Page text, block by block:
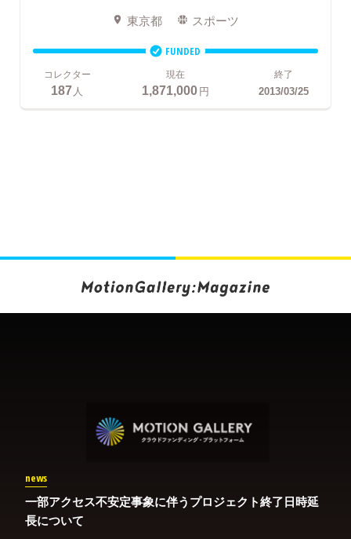
東京都 スポーツ
FUNDED
コレクター
187人
現在
1,871,000円
終了
2013/03/25
news
一部アクセス不安定事象に伴うプロジェクト終了日時延
長について